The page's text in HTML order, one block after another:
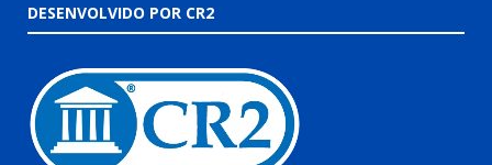
DESENVOLVIDO POR CR2